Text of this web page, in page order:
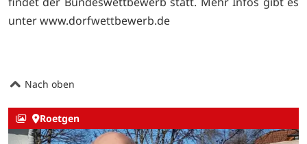
unter www.dorfwettbewerb.de
Nach oben
Roetgen